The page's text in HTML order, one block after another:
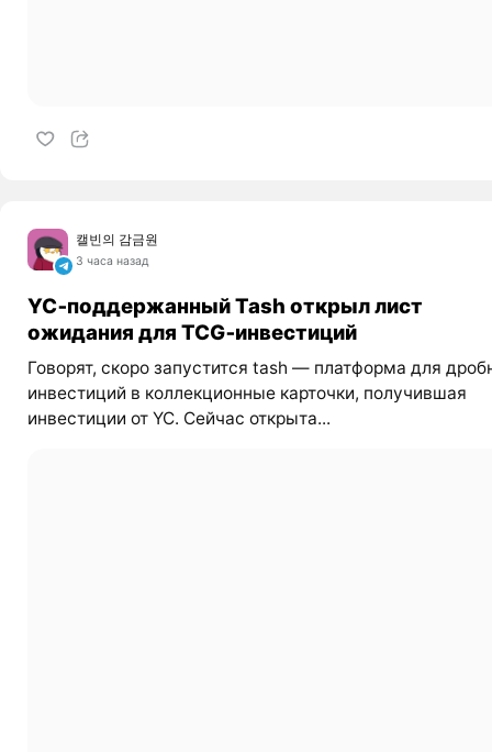
캘빈의 감금원
3 часа назад
YC‑поддержанный Tash открыл лист
ожидания для TCG‑инвестиций
Говорят, скоро запустится tash — платформа для
инвестиций в коллекционные карточки, получившая
инвестиции от YC. Сейчас открыта...